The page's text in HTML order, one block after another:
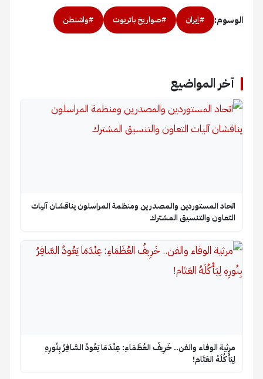
الوسوم: #إيران #صواريخ باتريوت #واشنطن
آخر المواضيع
اتحاد المستوردين والمصدرين ومنظمة المراسلون يناقشان آليات
التعاون والتنسيق المشترك
​مرثية الوفاء والفن.. خَرِيفُ العُظَمَاءِ: عِنْدَمَا يَعُودُ السَّافِرُ بِنُورِهِ
لِيَأْكُلَهُ العَتَام!